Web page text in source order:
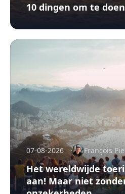
10 dingen om te
07-08-2026 François
Het wereldwijde
aan! Maar niet